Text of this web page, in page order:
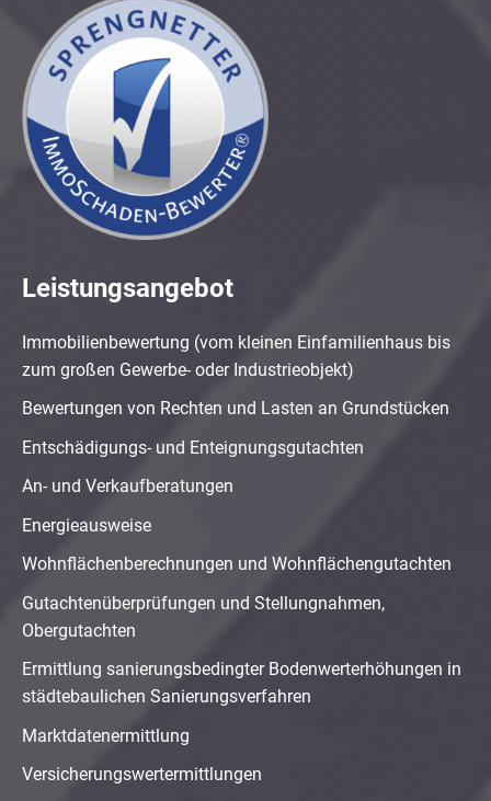
Leistungsangebot
Immobilienbewertung (vom kleinen Einfamilienhaus bis
zum großen Gewerbe- oder Industrieobjekt)
Bewertungen von Rechten und Lasten an Grundstücken
Entschädigungs- und Enteignungsgutachten
An- und Verkaufberatungen
Energieausweise
Wohnflächenberechnungen und Wohnflächengutachten
Gutachtenüberprüfungen und Stellungnahmen,
Obergutachten
Ermittlung sanierungsbedingter Bodenwerterhöhungen in
städtebaulichen Sanierungsverfahren
Marktdatenermittlung
Versicherungswertermittlungen